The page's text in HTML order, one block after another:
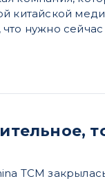
китайской
что нужно
TCM